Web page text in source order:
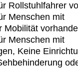
Rollstuhlfahrer
Menschen mit
Mobilität
Menschen mit
Keine